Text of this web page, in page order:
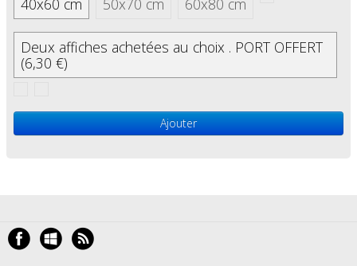
40x60 cm 50x70 cm 60x80 cm
Deux affiches achetées au choix . PORT OFFERT
(6,30 €)
Ajouter